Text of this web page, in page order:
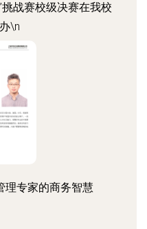
战赛校级决赛在我校
\n
理专家的商务智慧